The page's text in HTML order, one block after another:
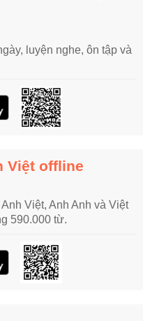
luyện nghe, ôn tập và
Việt offline
Việt, Anh Anh và Việt
590.000 từ.